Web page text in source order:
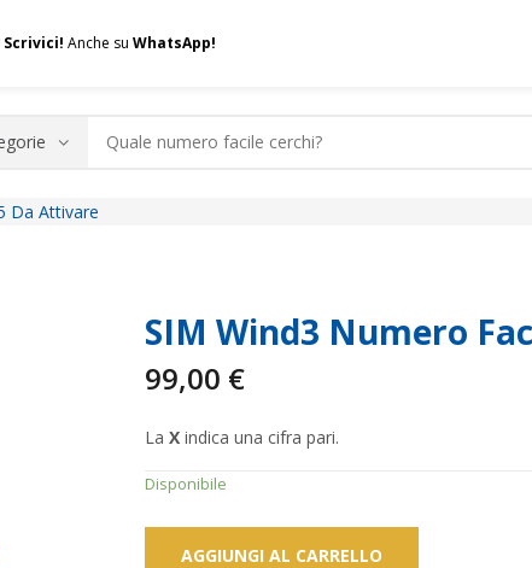
Scrivici! Anche su WhatsApp!
Contatti
Da Attivare
SIM Wind3 Numero
99,00 €
La X indica una cifra pari.
Disponibile
AGGIUNGI AL CARRELLO